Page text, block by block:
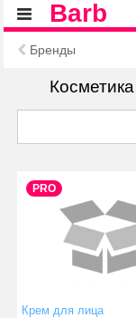
Barb
Бренды
PRO
Крем для лица